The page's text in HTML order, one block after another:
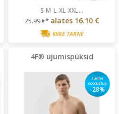
S M L XL XXL...
25.99€* alates16.10 €
KIIRE TARNE
4F® ujumispüksid
Suvine
soodustus
-28%